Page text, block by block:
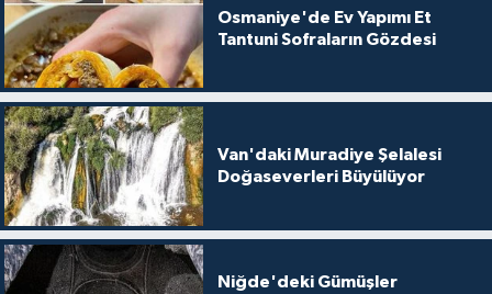
Osmaniye'de Ev Yapımı Et
Tantuni Sofraların Gözdesi
Van'daki Muradiye Şelalesi
Doğaseverleri Büyülüyor
Niğde'deki Gümüşler